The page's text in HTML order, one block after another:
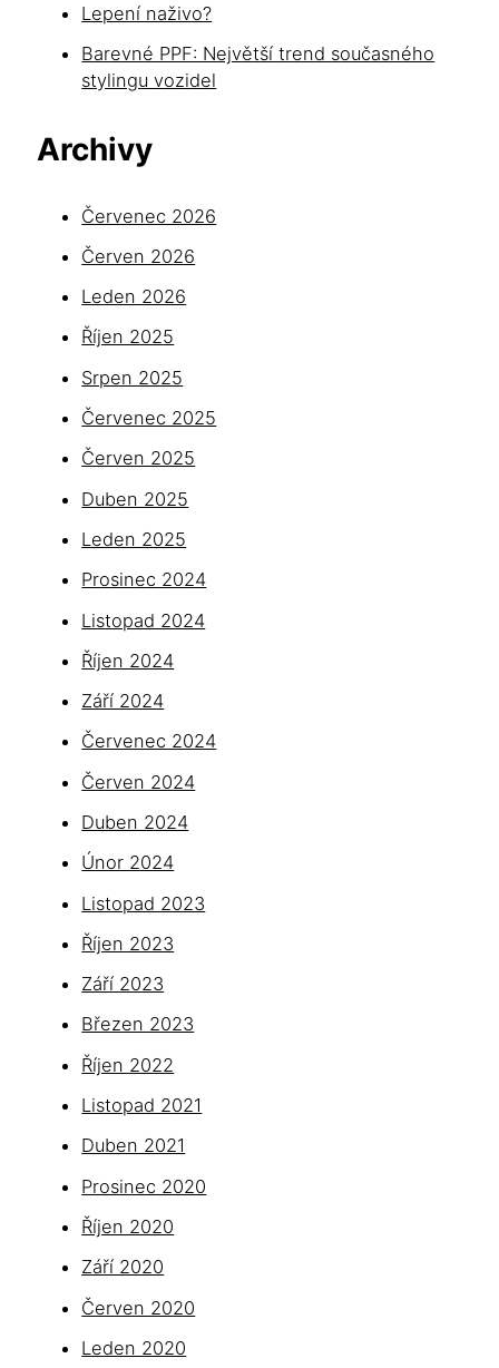
Lepení naživo?
Barevné PPF: Největší trend současného
stylingu vozidel
Archivy
Červenec 2026
Červen 2026
Leden 2026
Říjen 2025
Srpen 2025
Červenec 2025
Červen 2025
Duben 2025
Leden 2025
Prosinec 2024
Listopad 2024
Říjen 2024
Září 2024
Červenec 2024
Červen 2024
Duben 2024
Únor 2024
Listopad 2023
Říjen 2023
Září 2023
Březen 2023
Říjen 2022
Listopad 2021
Duben 2021
Prosinec 2020
Říjen 2020
Září 2020
Červen 2020
Leden 2020